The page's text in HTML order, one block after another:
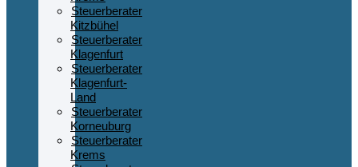
Steuerberater
Kitzbühel
Steuerberater
Klagenfurt
Steuerberater
Klagenfurt-
Land
Steuerberater
Korneuburg
Steuerberater
Krems